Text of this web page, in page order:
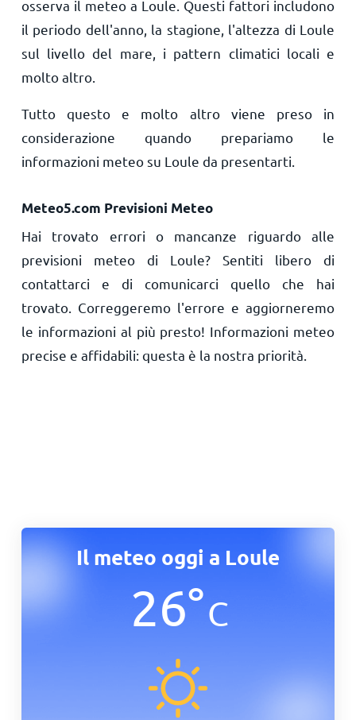
osserva il meteo a Loule. Questi fattori includono
il periodo dell'anno, la stagione, l'altezza di Loule
sul livello del mare, i pattern climatici locali e
molto altro.
Tutto questo e molto altro viene preso in
considerazione quando prepariamo le
informazioni meteo su Loule da presentarti.
Meteo5.com Previsioni Meteo
Hai trovato errori o mancanze riguardo alle
previsioni meteo di Loule? Sentiti libero di
contattarci e di comunicarci quello che hai
trovato. Correggeremo l'errore e aggiorneremo
le informazioni al più presto! Informazioni meteo
precise e affidabili: questa è la nostra priorità.
Il meteo oggi a Loule
26°C